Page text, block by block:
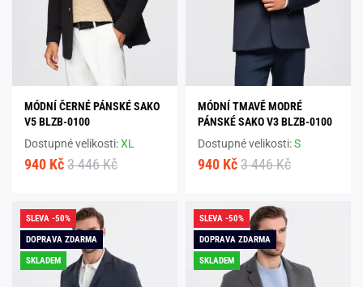
MÓDNÍ ČERNÉ PÁNSKÉ SAKO
V5 BLZB-0100
Dostupné velikosti:XL
940 Kč 3 446 Kč
MÓDNÍ TMAVĚ MODRÉ
PÁNSKÉ SAKO V3 BLZB-0100
Dostupné velikosti:S
940 Kč 3 446 Kč
SLEVA -50%
DOPRAVA ZDARMA
SKLADEM
SLEVA -50%
DOPRAVA ZDARMA
SKLADEM